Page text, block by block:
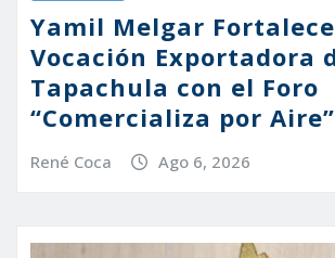
Yamil Melgar
Vocación Exportadora
Tapachula con el Foro
“Comercializa por Aire”
René Coca Ago 6, 2026